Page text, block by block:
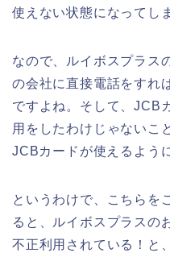
使えない状態になってし
なので、ルイボスプラス
の会社に直接電話をすれ
ですよね。そして、JCB
用をしたわけじゃないこ
JCBカードが使えるよう
というわけで、こちらを
ると、ルイボスプラスの
不正利用されている！と